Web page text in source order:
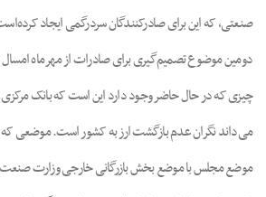
صنعتی، که این برای صادرکنندگان سردرگمی ایجاد
دومین موضوع تصمیم‌گیری برای صادرات از مهرماه امسال
چیزی که در حال حاضر وجود دارد این است که بانک
می‌داند نگران عدم بازگشت ارز به کشور است. موضعی که اتاق
موضع مجلس با موضع بخش بازرگانی خارجی وزارت